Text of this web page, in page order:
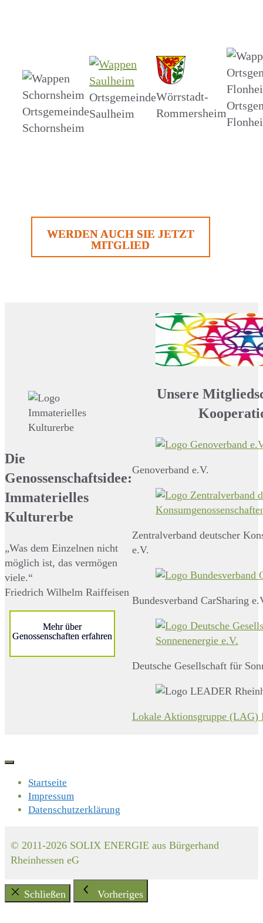
Ortsgemeinde
Schornsheim
Ortsgemeinde
Saulheim
Wörrstadt-
Rommersheim
WERDEN AUCH SIE JETZT
MITGLIED
Die
Genossenschaftsidee:
Immaterielles
Kulturerbe
„Was dem Einzelnen nicht
möglich ist, das vermögen
viele.“
Friedrich Wilhelm Raiffeisen
Mehr über
Genossenschaften erfahren
Unsere
Genoverband e.V.
Zentralverband deutscher
e.V.
Bundesverband CarSharing
Deutsche Gesellschaft für
Lokale Aktionsgruppe (LAG)
Startseite
Impressum
Datenschutzerklärung
© 2011-2026 SOLIX ENERGIE aus Bürgerhand
Rheinhessen eG
Schließen Vorheriges